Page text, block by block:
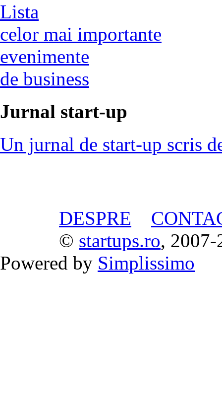
Lista
celor mai importante
evenimente
de business
Jurnal start-up
Un jurnal de start-up scris
DESPRE
© startups.ro, 2007-
Powered by Simplissimo